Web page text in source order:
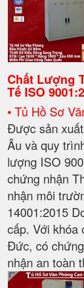
Chất Lượng
Tế ISO
• Tủ Hồ Sơ
Được sản
Âu và quy
lượng ISO
chứng nhận
nhận môi
14001:2015
cấp. Với khóa
Đức, có
nhận an toàn